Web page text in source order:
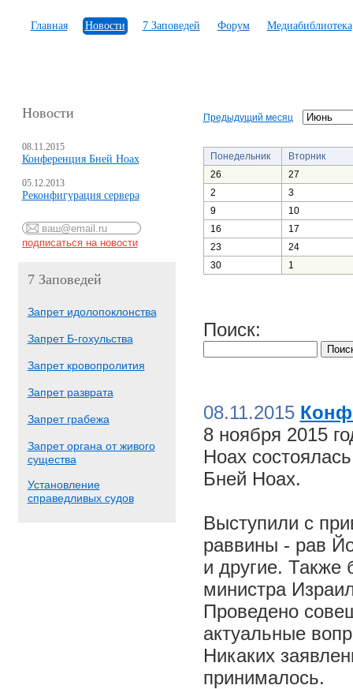
Главная Новости 7 Заповедей Форум Медиабиблиотека
Новости
08.11.2015
Конференция Бней Ноах
05.12.2013
Реконфигурация сервера
7 Заповедей
Запрет идолопоклонства
Запрет Б-гохульства
Запрет кровопролития
Запрет разврата
Запрет грабежа
Запрет органа от живого
существа
Установление
справедливых судов
Предыдущий месяц
Понедельник
Вторник
26
27
2
3
9
10
16
17
23
24
30
1
Поиск:
08.11.2015
8 ноября 2015
Ноах
Бней Ноах.
Выступили с
раввины - рав
и другие. Также
министра
Проведено
актуальные
Никаких
принималось.